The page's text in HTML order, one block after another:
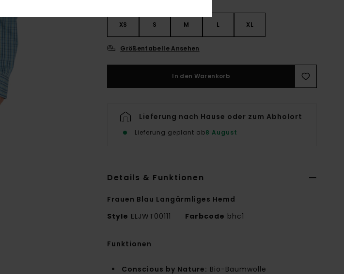
XS S M L XL
Größentabelle Ansehen
In den Warenkorb
Lieferung nach Hause oder zum Abholort
Lieferung geplant ab8 August
Details & Funktionen
Frauen Blau Langärmliges Hemd
Style ELJWT00111 Farbcode bhc1
Funktionen
Conscious by Nature: Bio-Baumwolle